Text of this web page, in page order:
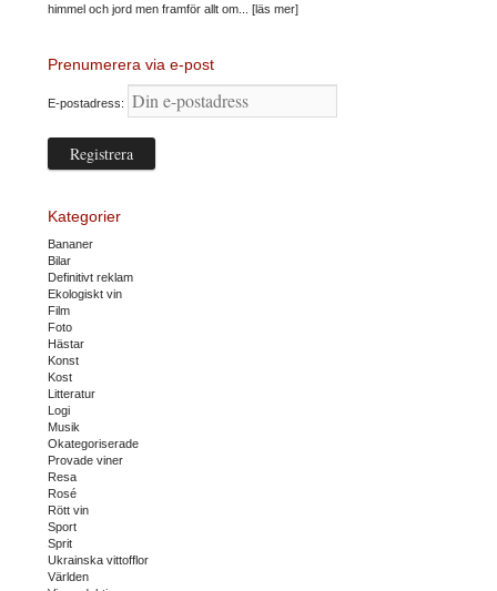
himmel och jord men framför allt om... [läs mer]
Prenumerera via e-post
E-postadress:
Kategorier
Bananer
Bilar
Definitivt reklam
Ekologiskt vin
Film
Foto
Hästar
Konst
Kost
Litteratur
Logi
Musik
Okategoriserade
Provade viner
Resa
Rosé
Rött vin
Sport
Sprit
Ukrainska vittofflor
Världen